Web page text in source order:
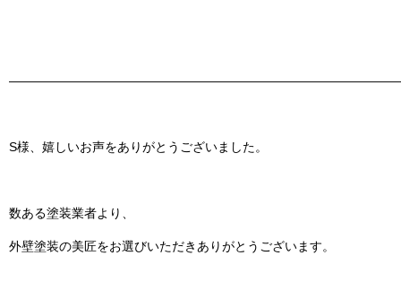
S様、嬉しいお声をありがとうございました。
数ある塗装業者より、
外壁塗装の美匠をお選びいただきありがとうございます。